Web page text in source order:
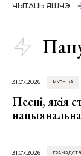
ЧЫТАЦЬ ЯШЧЭ
31.07.2026 МУЗЫКА
Песні, якія
31.07.2026